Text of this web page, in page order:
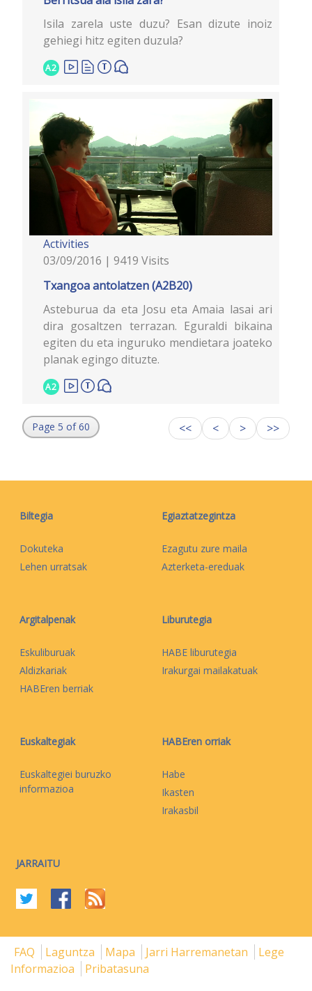
Isila zarela uste duzu? Esan dizute inoiz
gehiegi hitz egiten duzula?
A2
Activities
03/09/2016 | 9419 Visits
Txangoa antolatzen (A2B20)
Asteburua da eta Josu eta Amaia lasai ari
dira gosaltzen terrazan. Eguraldi bikaina
egiten du eta inguruko mendietara joateko
planak egingo dituzte.
A2
Page 5 of 60 << < > >>
Biltegia
Dokuteka
Lehen urratsak
Egiaztatzegintza
Ezagutu zure maila
Azterketa-ereduak
Argitalpenak
Eskuliburuak
Aldizkariak
HABEren berriak
Liburutegia
HABE liburutegia
Irakurgai mailakatuak
Euskaltegiak
Euskaltegiei buruzko
informazioa
HABEren orriak
Habe
Ikasten
Irakasbil
JARRAITU
FAQ Laguntza Mapa Jarri Harremanetan
Lege
Informazioa
Pribatasuna